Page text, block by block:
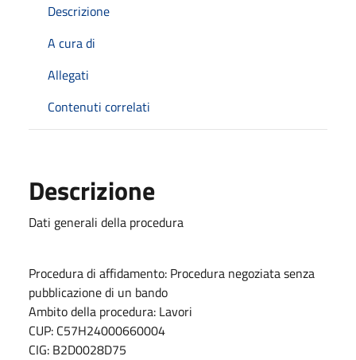
Descrizione
A cura di
Allegati
Contenuti correlati
Descrizione
Dati generali della procedura
Procedura di affidamento: Procedura negoziata senza
pubblicazione di un bando
Ambito della procedura: Lavori
CUP: C57H24000660004
CIG: B2D0028D75